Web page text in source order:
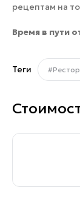
рецептам на
Время в пути
Теги